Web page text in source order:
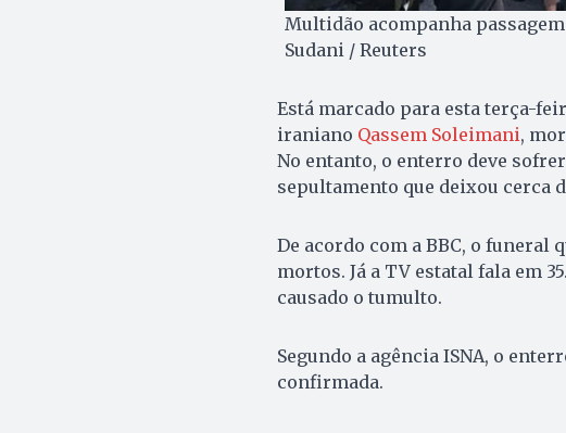
Multidão acompanha
Sudani / Reuters
Está marcado para esta terça-
iraniano Qassem Soleimani,
No entanto, o enterro deve
sepultamento que deixou cerca
De acordo com a BBC, o
mortos. Já a TV estatal fala em
causado o tumulto.
Segundo a agência ISNA, o
confirmada.